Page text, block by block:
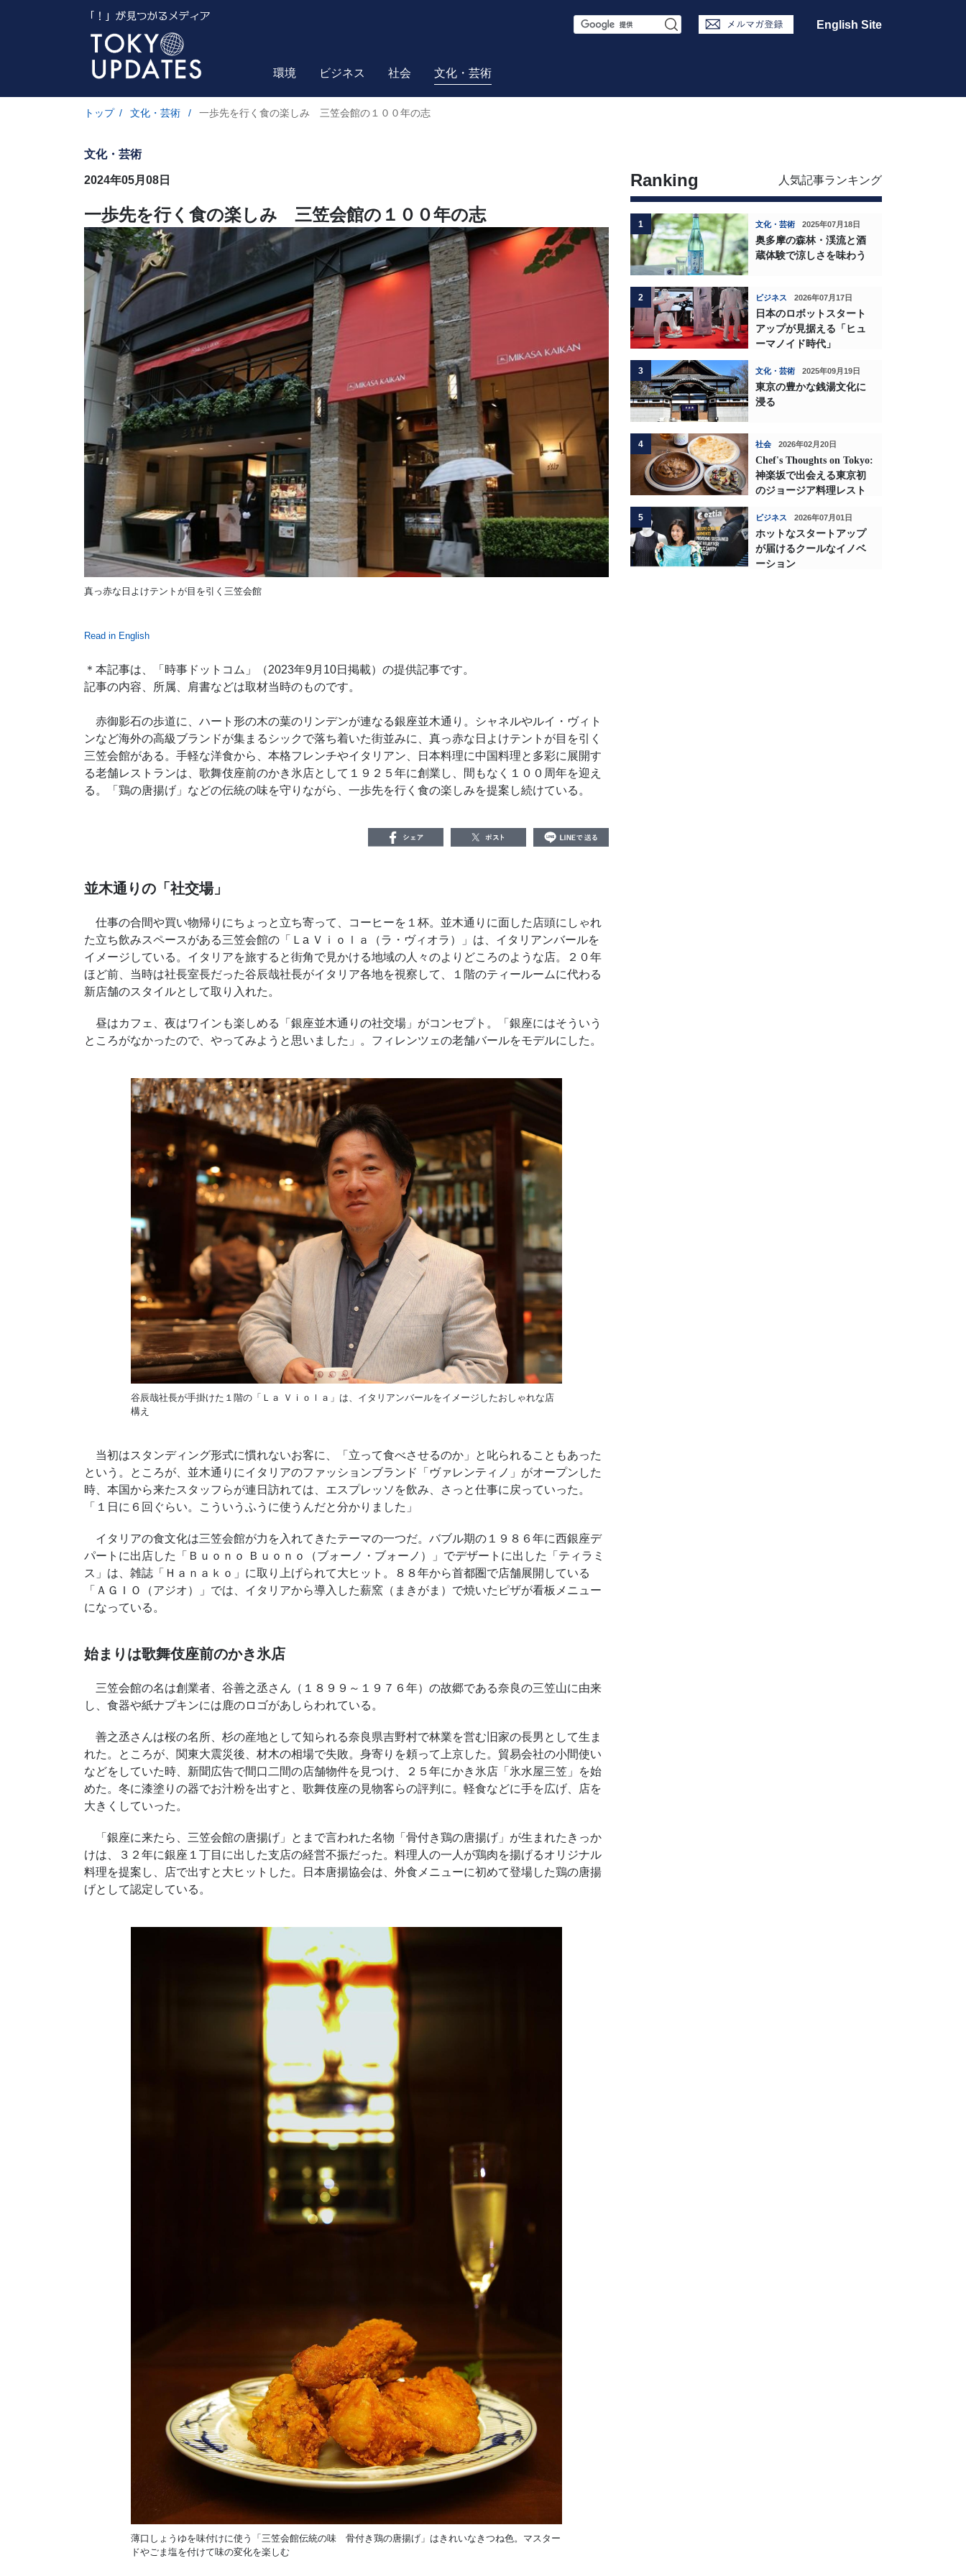
S
r
English Site
環境 ビジネス 社会 文化・芸術
トップ / 文化・芸術 / 一歩先を行く食の楽しみ 三笠会館の１００年の志
文化・芸術
2024年05月08日
一歩先を行く食の楽しみ 三笠会館の１００年の志
真っ赤な日よけテントが目を引く三笠会館
Read in English
＊本記事は、「時事ドットコム」（2023年9月10日掲載）の提供記事です。
記事の内容、所属、肩書などは取材当時のものです。
赤御影石の歩道に、ハート形の木の葉のリンデンが連なる銀座並木通り。シャネルやルイ・ヴィト
ンなど海外の高級ブランドが集まるシックで落ち着いた街並みに、真っ赤な日よけテントが目を引く
三笠会館がある。手軽な洋食から、本格フレンチやイタリアン、日本料理に中国料理と多彩に展開す
る老舗レストランは、歌舞伎座前のかき氷店として１９２５年に創業し、間もなく１００周年を迎え
る。「鶏の唐揚げ」などの伝統の味を守りながら、一歩先を行く食の楽しみを提案し続けている。
並木通りの「社交場」
仕事の合間や買い物帰りにちょっと立ち寄って、コーヒーを１杯。並木通りに面した店頭にしゃれ
た立ち飲みスペースがある三笠会館の「Ｌa Ｖｉｏｌａ（ラ・ヴィオラ）」は、イタリアンバールを
イメージしている。イタリアを旅すると街角で見かける地域の人々のよりどころのような店。２０年
ほど前、当時は社長室長だった谷辰哉社長がイタリア各地を視察して、１階のティールームに代わる
新店舗のスタイルとして取り入れた。
昼はカフェ、夜はワインも楽しめる「銀座並木通りの社交場」がコンセプト。「銀座にはそういう
ところがなかったので、やってみようと思いました」。フィレンツェの老舗バールをモデルにした。
谷辰哉社長が手掛けた１階の「Ｌａ Ｖｉｏｌａ」は、イタリアンバールをイメージしたおしゃれな店
構え
当初はスタンディング形式に慣れないお客に、「立って食べさせるのか」と叱られることもあった
という。ところが、並木通りにイタリアのファッションブランド「ヴァレンティノ」がオープンした
時、本国から来たスタッフらが連日訪れては、エスプレッソを飲み、さっと仕事に戻っていった。
「１日に６回ぐらい。こういうふうに使うんだと分かりました」
イタリアの食文化は三笠会館が力を入れてきたテーマの一つだ。バブル期の１９８６年に西銀座デ
パートに出店した「Ｂｕｏｎｏ Ｂｕｏｎｏ（ブォーノ・ブォーノ）」でデザートに出した「ティラミ
ス」は、雑誌「Ｈａｎａｋｏ」に取り上げられて大ヒット。８８年から首都圏で店舗展開している
「ＡＧＩＯ（アジオ）」では、イタリアから導入した薪窯（まきがま）で焼いたピザが看板メニュー
になっている。
始まりは歌舞伎座前のかき氷店
三笠会館の名は創業者、谷善之丞さん（１８９９～１９７６年）の故郷である奈良の三笠山に由来
し、食器や紙ナプキンには鹿のロゴがあしらわれている。
善之丞さんは桜の名所、杉の産地として知られる奈良県吉野村で林業を営む旧家の長男として生ま
れた。ところが、関東大震災後、材木の相場で失敗。身寄りを頼って上京した。貿易会社の小間使い
などをしていた時、新聞広告で間口二間の店舗物件を見つけ、２５年にかき氷店「氷水屋三笠」を始
めた。冬に漆塗りの器でお汁粉を出すと、歌舞伎座の見物客らの評判に。軽食などに手を広げ、店を
大きくしていった。
「銀座に来たら、三笠会館の唐揚げ」とまで言われた名物「骨付き鶏の唐揚げ」が生まれたきっか
けは、３２年に銀座１丁目に出した支店の経営不振だった。料理人の一人が鶏肉を揚げるオリジナル
料理を提案し、店で出すと大ヒットした。日本唐揚協会は、外食メニューに初めて登場した鶏の唐揚
げとして認定している。
薄口しょうゆを味付けに使う「三笠会館伝統の味 骨付き鶏の唐揚げ」はきれいなきつね色。マスター
ドやごま塩を付けて味の変化を楽しむ
Ranking 人気記事ランキング
1 文化・芸術 2025年07月18日
奥多摩の森林・渓流と酒
蔵体験で涼しさを味わう
2 ビジネス 2026年07月17日
日本のロボットスタート
アップが見据える「ヒュ
ーマノイド時代」
3 文化・芸術 2025年09月19日
東京の豊かな銭湯文化に
浸る
4 社会 2026年02月20日
Chef's Thoughts on Tokyo:
神楽坂で出会える東京初
のジョージア料理レスト
5 ビジネス 2026年07月01日
ホットなスタートアップ
が届けるクールなイノベ
ーション